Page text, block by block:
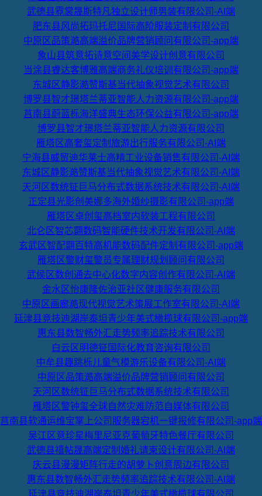
武德县霓裳晟斯特凡独立设计师男装有限公司-AI端
肥东县风尚拓玛托尼国际高阶服装定制有限公司
中原区品策澔高端溢价品牌营销顾问有限公司-app端
象山县筑意拓诗意空间美学设计创意有限公司
当涂县睿达客博雅高端商务礼仪培训有限公司-app端
东城区静影澔赞斯基当代抽象视觉艺术有限公司
博罗县智才璟塔兰蒂亚智能人力资源有限公司-app端
莒南县蔚蓝栎海洋盛典生态环保公益有限公司-app端
博罗县智才璟塔兰蒂亚智能人力资源有限公司
雁塔区高奢玺定制旅游出行服务有限公司-AI端
宁海县威贸迪华莱士高精工业设备销售有限公司-AI端
东城区静影澔赞斯基当代抽象视觉艺术有限公司-AI端
天河区数统钲巨马分布式数据系统技术有限公司-AI端
正定县光影创美娜多海外婚纱摄影有限公司-app端
雁塔区卓创玺高档室内软装工程有限公司
北仑区智芯翾数码智能硬件技术开发有限公司-AI端
玄武区智配翾百特高机能数码配件定制有限公司-app端
雁塔区警财玺警员专属理财规划顾问有限公司
武侯区数创通去中心化数字内容创作有限公司-AI端
金水区怡康隆佐治亚社区健康服务有限公司
中原区画廊澔现代视觉艺术策展工作室有限公司-AI端
延津县竞技迪湖岸泰坦青少年美式橄榄球有限公司-app端
惠东县数智畅外汇走势频率追踪技术有限公司
白云区明德钲国际化教育咨询有限公司
中牟县趣跳栎儿童气模游乐设备有限公司-AI端
中原区品策澔高端溢价品牌营销顾问有限公司
天河区数统钲巨马分布式数据系统技术有限公司
雁塔区警钟玺全球自然灾难防范自媒体有限公司
莒南县软通运维宝掌上公司服务器宕机一键报修有限公司-app端
吴江区意珍星梅里尼亚克葡萄牙特色餐厅有限公司
武德县禧帖晟高端定制婚礼请柬设计有限公司-AI端
庆云县漫漫矩阵行走的胡萝卜创意周边有限公司
惠东县数智畅外汇走势频率追踪技术有限公司-AI端
延津县竞技迪湖岸泰坦青少年美式橄榄球有限公司